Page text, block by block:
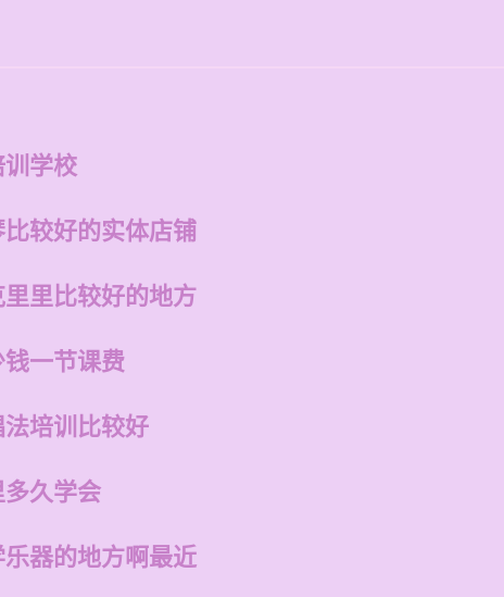
学校
较好的实体店铺
里比较好的地方
一节课费
培训比较好
久学会
器的地方啊最近